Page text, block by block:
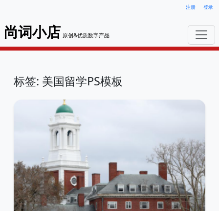
注册 登录
尚词小店 原创&优质数字产品
标签: 美国留学PS模板